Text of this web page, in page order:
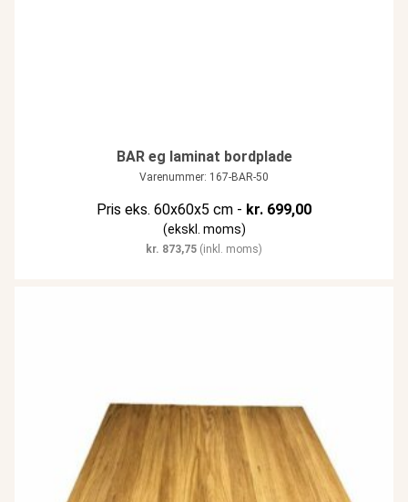
BAR eg laminat bordplade
Varenummer: 167-BAR-50
Pris eks. 60x60x5 cm - kr. 699,00
(ekskl. moms)
kr. 873,75 (inkl. moms)